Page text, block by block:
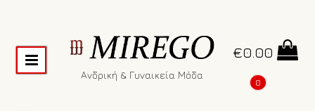
Ανδρική & Γυναικεία Μόδα
€0.00
0